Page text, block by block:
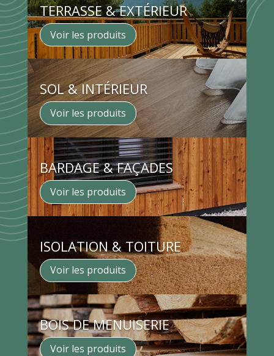
TERRASSE & EXTÉRIEUR
Voir les produits
SOL & INTÉRIEUR
Voir les produits
BARDAGE & FAÇADES
Voir les produits
ISOLATION & TOITURE
Voir les produits
BOIS DE MENUISERIE
Voir les produits